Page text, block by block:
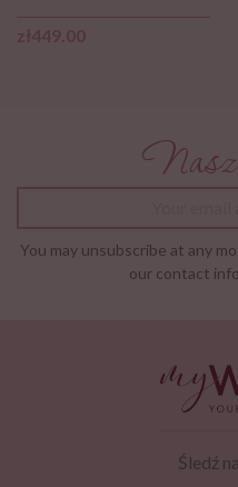
Nasz
You may unsubscribe at any
our contact
Śledź